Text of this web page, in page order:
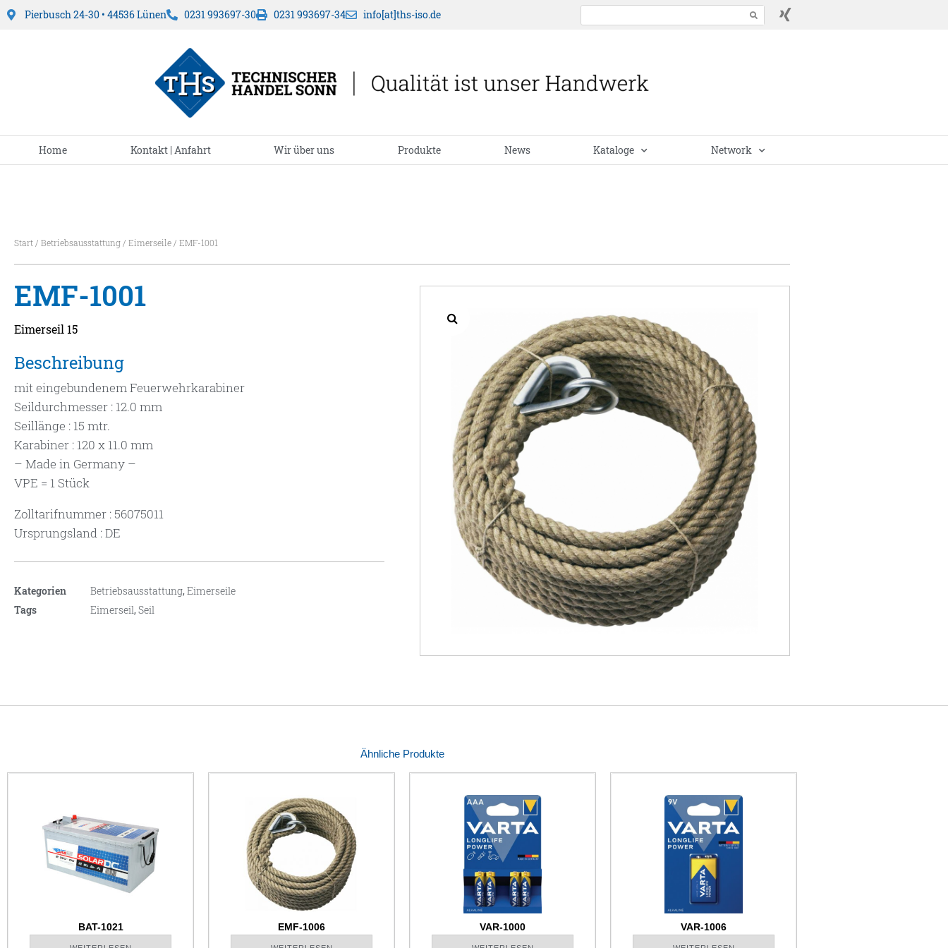
Pierbusch 24-30 • 44536 Lünen 0231 993697-30 0231 993697-34 info[at]ths-iso.de
Home Kontakt | Anfahrt Wir über uns Produkte News Kataloge Network
Start / Betriebsausstattung / Eimerseile / EMF-1001
EMF-1001
Eimerseil 15
Beschreibung
mit eingebundenem Feuerwehrkarabiner
Seildurchmesser : 12.0 mm
Seillänge : 15 mtr.
Karabiner : 120 x 11.0 mm
– Made in Germany –
VPE = 1 Stück
Zolltarifnummer : 56075011
Ursprungsland : DE
Kategorien Betriebsausstattung,Eimerseile
Tags
Eimerseil,Seil
Ähnliche Produkte
BAT-1021 EMF-1006 VAR-1000 VAR-1006